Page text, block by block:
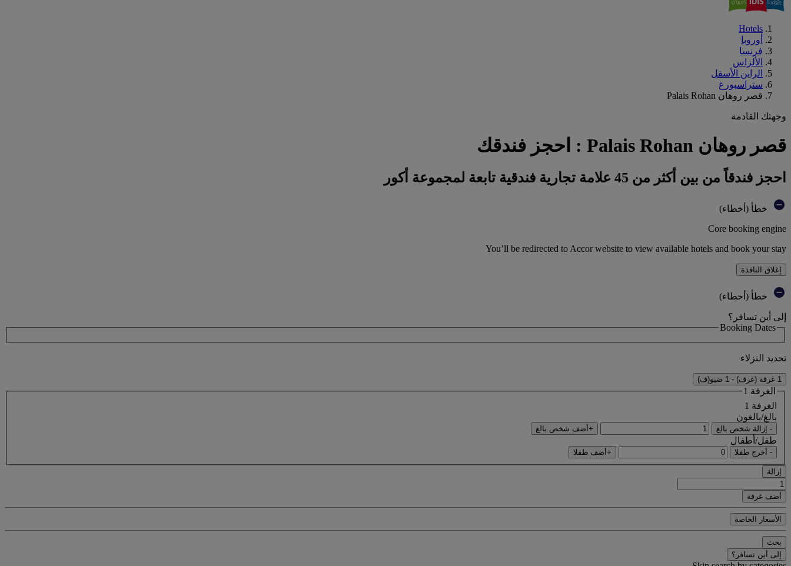
Hotels
أوروبا
فرنسا
الألزاس
الراين الأسفل
ستراسبورغ
قصر روهان Palais Rohan
وجهتك القادمة
قصر روهان Palais Rohan : احجز فندقك
احجز فندقاً من بين أكثر من 45 علامة تجارية فندقية تابعة لمجموعة أكور
خطأ (أخطاء)
Core booking engine
You’ll be redirected to Accor website to view available hotels and book your stay
إغلاق النافذة
خطأ (أخطاء)
إلى أين تسافر؟
Booking Dates
تحديد النزلاء
1 غرفة (غرف) - 1 ضيو(ف)
الغرفة 1
الغرفة 1
بالغ/بالغون
- إزالة شخص بالغ +أضف شخص بالغ
طفل/أطفال
- أخرج طفلا +أضف طفلا
إزالة
أضف غرفة
الأسعار الخاصة
بحث
إلى أين تسافر؟